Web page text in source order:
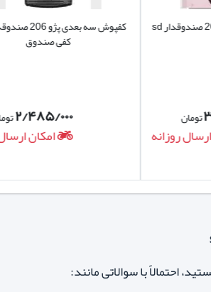
کفی صندوق
۲/۴۸۵/۰۰۰
امکان
تومان
روزانه
احتمالاً با سوالاتی مانند: